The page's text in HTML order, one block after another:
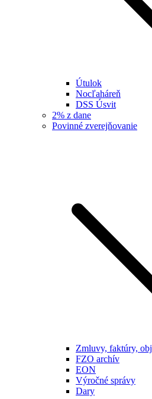
Útulok
Nocľaháreň
DSS Úsvit
2% z dane
Povinné zverejňovanie
Zmluvy, faktúry,
FZO archív
EON
Výročné správy
Dary